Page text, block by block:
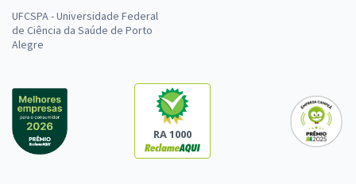
UFCSPA - Universidade Federal
de Ciência da Saúde de Porto
Alegre
RA 1000